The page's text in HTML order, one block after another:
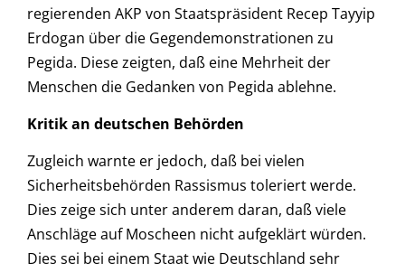
regierenden AKP von Staatspräsident Recep Tayyip
Erdogan über die Gegendemonstrationen zu
Pegida. Diese zeigten, daß eine Mehrheit der
Menschen die Gedanken von Pegida ablehne.
Kritik an deutschen Behörden
Zugleich warnte er jedoch, daß bei vielen
Sicherheitsbehörden Rassismus toleriert werde.
Dies zeige sich unter anderem daran, daß viele
Anschläge auf Moscheen nicht aufgeklärt würden.
Dies sei bei einem Staat wie Deutschland sehr